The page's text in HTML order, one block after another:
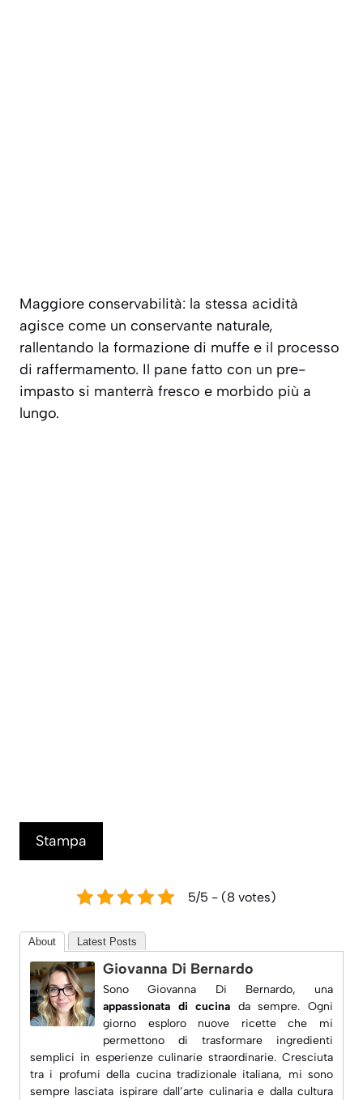
Maggiore conservabilità: la stessa acidità
agisce come un conservante naturale,
rallentando la formazione di muffe e il processo
di raffermamento. Il pane fatto con un pre-
impasto si manterrà fresco e morbido più a
lungo.
Stampa
5/5 - (8 votes)
About Latest Posts
Giovanna Di Bernardo
Sono Giovanna Di Bernardo, una
appassionata di cucina da sempre. Ogni
giorno esploro nuove ricette che mi
permettono di trasformare ingredienti
semplici in esperienze culinarie straordinarie. Cresciuta
tra i profumi della cucina tradizionale italiana, mi sono
sempre lasciata ispirare dall’arte culinaria e dalla cultura